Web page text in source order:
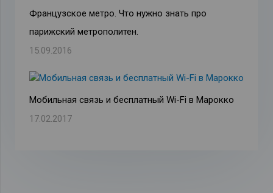
Французское метро. Что нужно знать про
парижский метрополитен.
15.09.2016
Мобильная связь и бесплатный Wi-Fi в Марокко
17.02.2017